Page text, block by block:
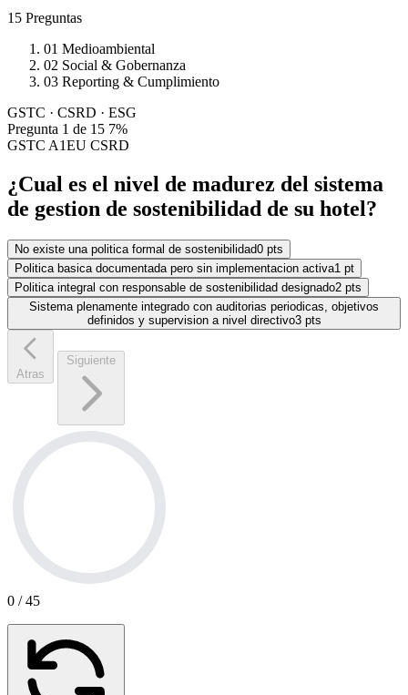
15 Preguntas
01 Medioambiental
02 Social & Gobernanza
03 Reporting & Cumplimiento
GSTC · CSRD · ESG
Pregunta 1 de 15 7%
GSTC A1EU CSRD
¿Cual es el nivel de madurez del sistema
de gestion de sostenibilidad de su hotel?
No existe una politica formal de sostenibilidad0 pts
Politica basica documentada pero sin implementacion activa1 pt
Politica integral con responsable de sostenibilidad designado2 pts
Sistema plenamente integrado con auditorias periodicas, objetivos
definidos y supervision a nivel directivo3 pts
Atras
0 / 45